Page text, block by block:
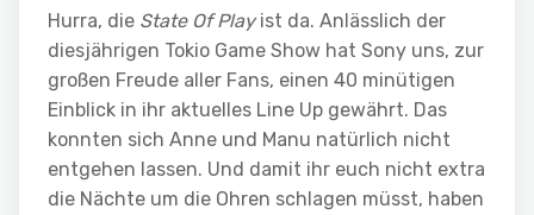
Hurra, die State Of Playist da. Anlässlich der
diesjährigen Tokio Game Show hat Sony uns, zur
großen Freude aller Fans, einen 40 minütigen
Einblick in ihr aktuelles Line Up gewährt. Das
konnten sich Anne und Manu natürlich nicht
entgehen lassen. Und damit ihr euch nicht extra
die Nächte um die Ohren schlagen müsst, haben